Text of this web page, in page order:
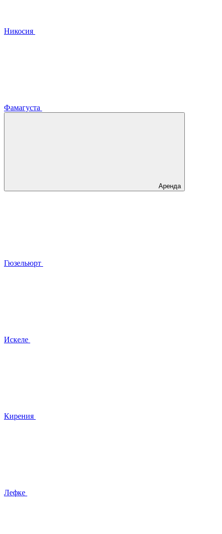
Никосия
Фамагуста
Аренда
Гюзельюрт
Искеле
Кирения
Лефке